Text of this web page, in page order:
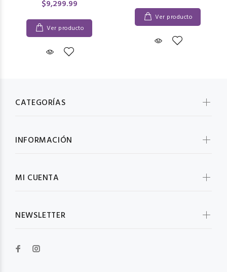
$9,299.99
Ver producto
Ver producto
CATEGORÍAS
INFORMACIÓN
MI CUENTA
NEWSLETTER